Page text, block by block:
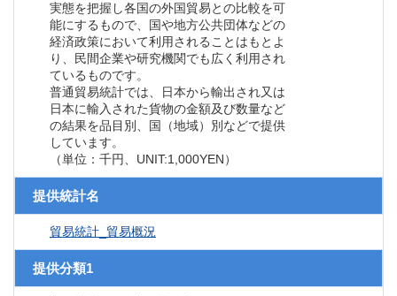
実態を把握し各国の外国貿易との比較を可
能にするもので、国や地方公共団体などの
経済政策において利用されることはもとよ
り、民間企業や研究機関でも広く利用され
ているものです。
普通貿易統計では、日本から輸出され又は
日本に輸入された貨物の金額及び数量など
の結果を品目別、国（地域）別などで提供
しています。
（単位：千円、UNIT:1,000YEN）
提供統計名
貿易統計_貿易概況
提供分類1